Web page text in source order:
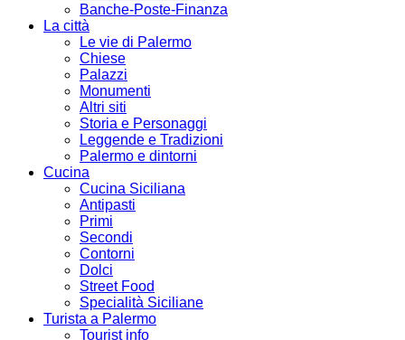
Banche-Poste-Finanza
La città
Le vie di Palermo
Chiese
Palazzi
Monumenti
Altri siti
Storia e Personaggi
Leggende e Tradizioni
Palermo e dintorni
Cucina
Cucina Siciliana
Antipasti
Primi
Secondi
Contorni
Dolci
Street Food
Specialità Siciliane
Turista a Palermo
Tourist info